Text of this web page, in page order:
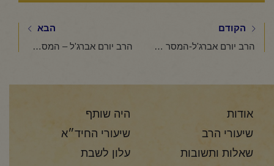
הקודם
הרב יורם אברג'ל-המסר היומי-חודש שמזלו דגים-ה' אדר תשפ"ו
הבא
הרב יורם אברג'ל – המסר היומי – הכל בהשגחה פרטית – ז' אדר תשפ"ו
אודות
היה שותף
שיעורי הרב
שיעורי החיד״א
שאלות ותשובות
עלון לשבת